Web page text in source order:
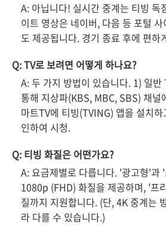
A: 아닙니다! 실시간 중계는 티빙 독
이트 영상은 네이버, 다음 등 포털
도 제공됩니다. 경기 종료 후에 편하
Q: TV로 보려면 어떻게 하나요?
A: 두 가지 방법이 있습니다. 1) 일반
통해 지상파(KBS, MBC, SBS) 채널
마트TV에 티빙(TVING) 앱을 설치
인하여 시청.
Q: 티빙 화질은 어떤가요?
A: 요금제별로 다릅니다. '광고형'과
1080p (FHD) 화질을 제공하며, '프
질까지 지원합니다. (단, 4K 중계는
라 다를 수 있습니다.)